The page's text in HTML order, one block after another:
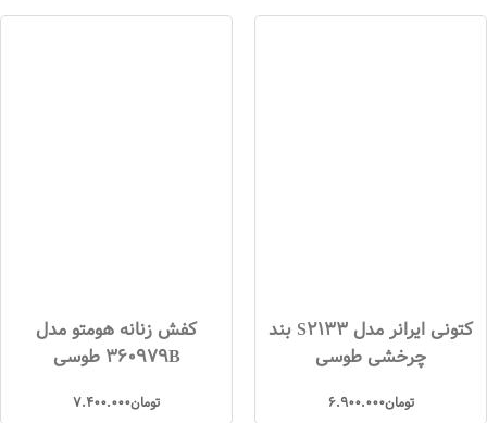
کتونی ایرانر مدل S2133 بند
چرخشی طوسی
تومان6.900.000
کفش زنانه هومتو مدل
360979B طوسی
تومان7.400.000